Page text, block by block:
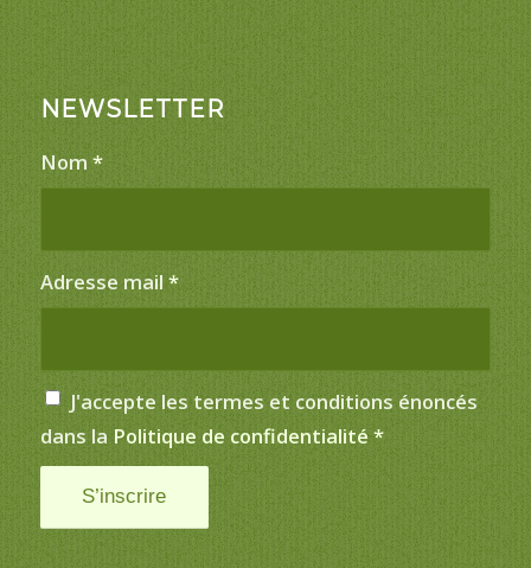
NEWSLETTER
Nom *
Adresse mail *
J'accepte les termes et conditions énoncés
dans la Politique de confidentialité *